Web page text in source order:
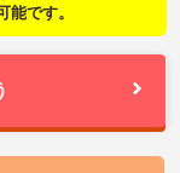
です。